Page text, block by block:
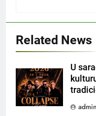
Related News
U
admin